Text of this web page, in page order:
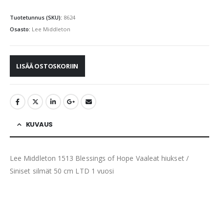
Tuotetunnus (SKU): 8624
Osasto: Lee Middleton
LISÄÄ OSTOSKORIIN
KUVAUS
Lee Middleton 1513 Blessings of Hope Vaaleat hiukset /
Siniset silmät 50 cm LTD 1 vuosi